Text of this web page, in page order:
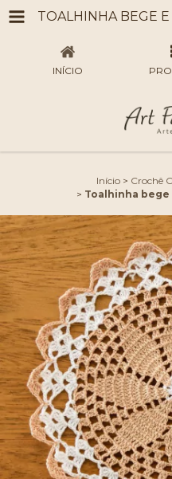
INÍCIO
Início > Crochê
> Toalhinha